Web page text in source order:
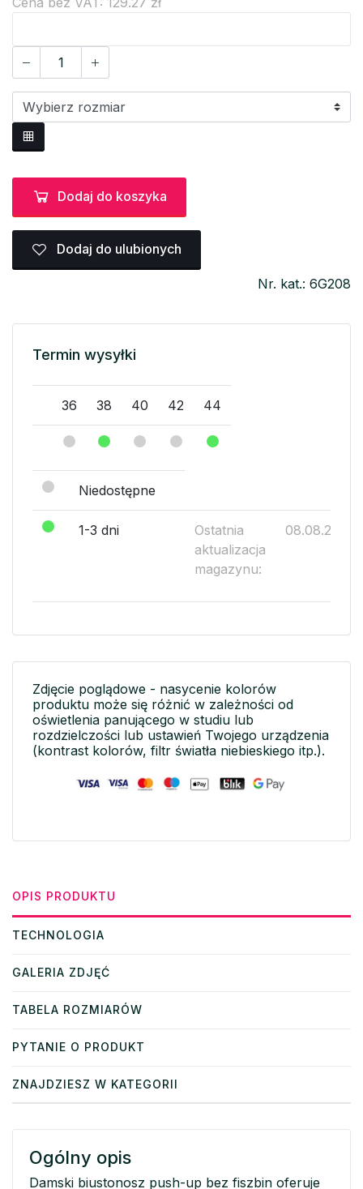
Dodaj do koszyka
Dodaj do ulubionych
Nr. kat.: 6G208
Termin wysyłki
36 38 40 42 44
Niedostępne
1-3 dni
Ostatnia
aktualizacja
magazynu:
08.08.2026
Zdjęcie poglądowe - nasycenie kolorów
produktu może się różnić w zależności od
oświetlenia panującego w studiu lub
rozdzielczości lub ustawień Twojego urządzenia
(kontrast kolorów, filtr światła niebieskiego itp.).
OPIS PRODUKTU
TECHNOLOGIA
GALERIA ZDJĘĆ
TABELA ROZMIARÓW
PYTANIE O PRODUKT
ZNAJDZIESZ W KATEGORII
Ogólny opis
Damski biustonosz push-up bez fiszbin oferuje